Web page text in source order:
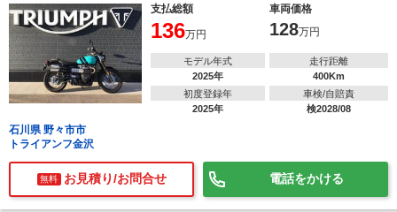
支払総額 車両価格
136万円 128万円
モデル年式
2025年
走行距離
400Km
初度登録年
2025年
車検/自賠責
検2028/08
石川県 野々市市
トライアンフ金沢
無料 お見積り/お問合せ 電話をかける